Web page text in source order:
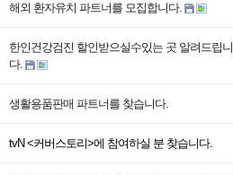
해외 환자유치 파트너를 모집합니다.
한인건강검진 할인받으실수있는 곳 알려드립니
다.
생활용품판매 파트너를 찾습니다.
tvN <커버스토리>에 참여하실 분 찾습니다.